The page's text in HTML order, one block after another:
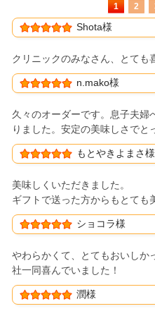
1
2
Shota様
クリニックのみなさん、とても
n.mako様
久々のオーダーです。息子夫婦
りました。安定の美味しさでと
もとやきよまさ様
美味しくいただきました。
ギフトで送った方からもとても
ショコラ様
やわらかくて、とてもおいしか
社一同喜んでいました！
潤様